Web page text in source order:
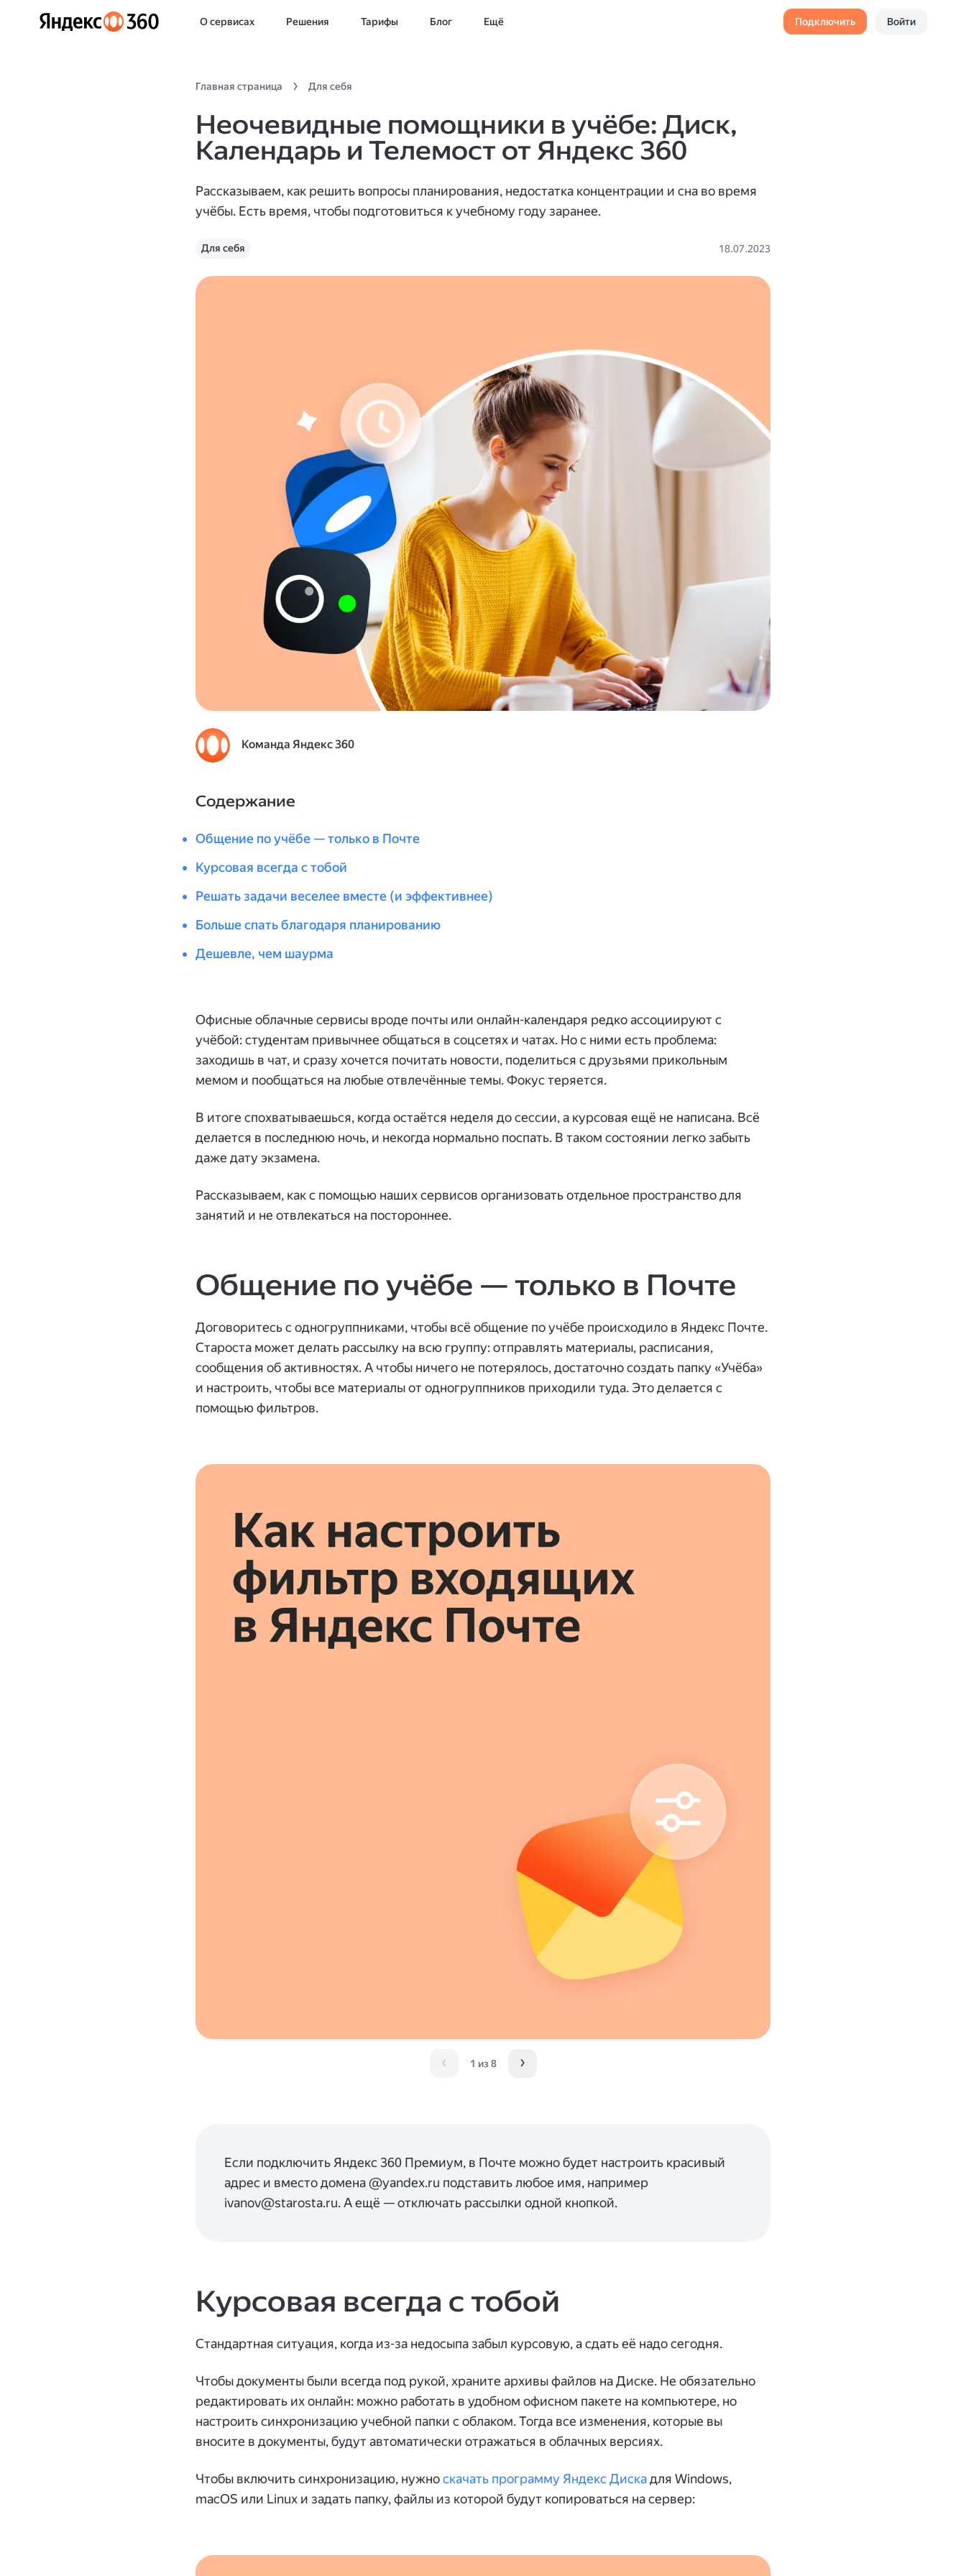
О сервисах Решения Тарифы Блог Ещё Подключить Войти
Главная страница Для себя
Неочевидные помощники в учёбе: Диск,
Календарь и Телемост от Яндекс 360
Рассказываем, как решить вопросы планирования, недостатка концентрации и сна во время
учёбы. Есть время, чтобы подготовиться к учебному году заранее.
Для себя 18.07.2023
Команда Яндекс 360
Содержание
Общение по учёбе — только в Почте
Курсовая всегда с тобой
Решать задачи веселее вместе (и эффективнее)
Больше спать благодаря планированию
Дешевле, чем шаурма
Офисные облачные сервисы вроде почты или онлайн-календаря редко ассоциируют с
учёбой: студентам привычнее общаться в соцсетях и чатах. Но с ними есть проблема:
заходишь в чат, и сразу хочется почитать новости, поделиться с друзьями прикольным
мемом и пообщаться на любые отвлечённые темы. Фокус теряется.
В итоге спохватываешься, когда остаётся неделя до сессии, а курсовая ещё не написана. Всё
делается в последнюю ночь, и некогда нормально поспать. В таком состоянии легко забыть
даже дату экзамена.
Рассказываем, как с помощью наших сервисов организовать отдельное пространство для
занятий и не отвлекаться на постороннее.
Общение по учёбе — только в Почте
Договоритесь с одногруппниками, чтобы всё общение по учёбе происходило в Яндекс Почте.
Староста может делать рассылку на всю группу: отправлять материалы, расписания,
сообщения об активностях. А чтобы ничего не потерялось, достаточно создать папку «Учёба»
и настроить, чтобы все материалы от одногруппников приходили туда. Это делается с
помощью фильтров.
1 из8
Если подключить Яндекс 360 Премиум, в Почте можно будет настроить красивый
адрес и вместо домена @yandex.ru подставить любое имя, например
ivanov@starosta.ru. А ещё — отключать рассылки одной кнопкой.
Курсовая всегда с тобой
Стандартная ситуация, когда из-за недосыпа забыл курсовую, а сдать её надо сегодня.
Чтобы документы были всегда под рукой, храните архивы файлов на Диске. Не обязательно
редактировать их онлайн: можно работать в удобном офисном пакете на компьютере, но
настроить синхронизацию учебной папки с облаком. Тогда все изменения, которые вы
вносите в документы, будут автоматически отражаться в облачных версиях.
Чтобы включить синхронизацию, нужноскачать программу Яндекс Дискадля Windows,
macOS или Linux и задать папку, файлы из которой будут копироваться на сервер: